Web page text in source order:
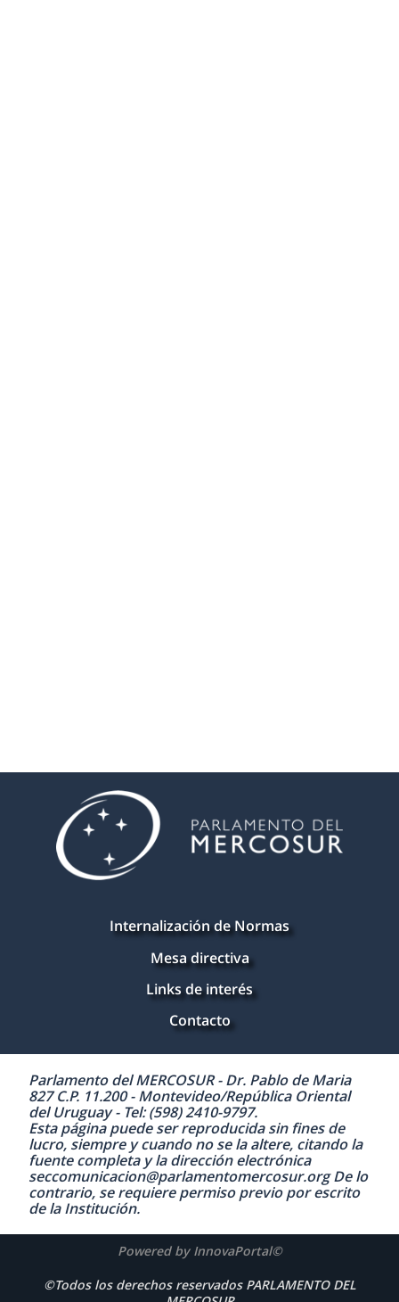
Internalización de Normas
Mesa directiva
Links de interés
Contacto
Parlamento del MERCOSUR - Dr. Pablo de Maria
827 C.P. 11.200 - Montevideo/República Oriental
del Uruguay - Tel: (598) 2410-9797.
Esta página puede ser reproducida sin fines de
lucro, siempre y cuando no se la altere, citando la
fuente completa y la dirección electrónica
seccomunicacion@parlamentomercosur.org De lo
contrario, se requiere permiso previo por escrito
de la Institución.
Powered by InnovaPortal©
©Todos los derechos reservados PARLAMENTO DEL